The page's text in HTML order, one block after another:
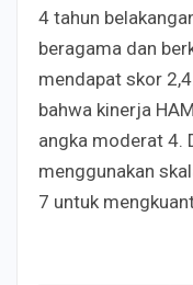
4 tahun
beragama dan
mendapat skor
bahwa kinerja
angka moderat 4.
menggunakan
7 untuk